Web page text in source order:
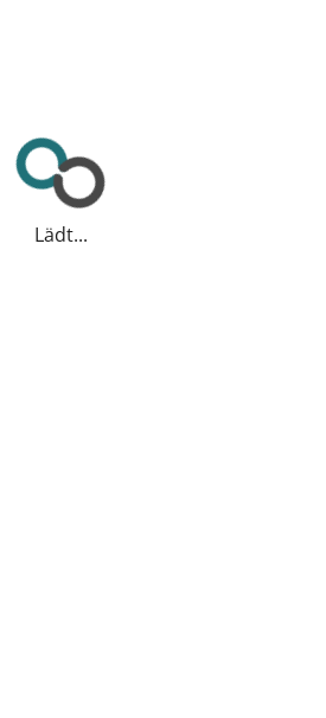
Lädt...